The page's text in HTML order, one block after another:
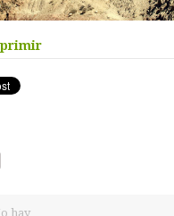
hay